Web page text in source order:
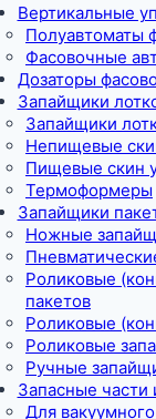
Вертикальные
Полуавтоматы
Фасовочные
Дозаторы
Запайщики
Запайщики
Непищевые
Пищевые скин
Термоформеры
Запайщики
Ножные
Роликовые
пакетов
Роликовые
Роликовые
Ручные
Запасные
Для